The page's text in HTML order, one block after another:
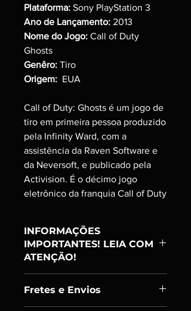
Plataforma: Sony PlayStation 3
Ano de Lançamento: 2013
Nome do Jogo: Call of Duty
Ghosts
Genêro: Tiro
Origem: EUA
Call of Duty: Ghosts é um jogo de
tiro em primeira pessoa produzido
pela Infinity Ward, com a
assistência da Raven Software e
da Neversoft, e publicado pela
Activision. É o décimo jogo
eletrônico da franquia Call of Duty
INFORMAÇÕES
IMPORTANTES! LEIA COM
ATENÇÃO!
PRODUTO USADO;
ADQUIRIDO E TESTADO UM A UM;
Fretes e Envios